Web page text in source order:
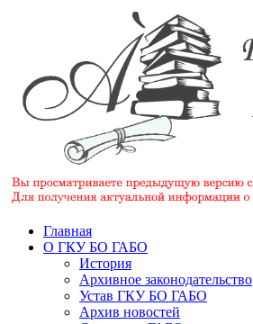
Главная
О ГКУ БО ГАБО
История
Архивное законодательство
Устав ГКУ БО ГАБО
Архив новостей